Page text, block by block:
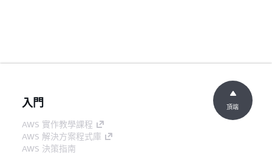
入門
AWS 實作教學課程
AWS 解決方案程式庫
AWS 決策指南
頂端